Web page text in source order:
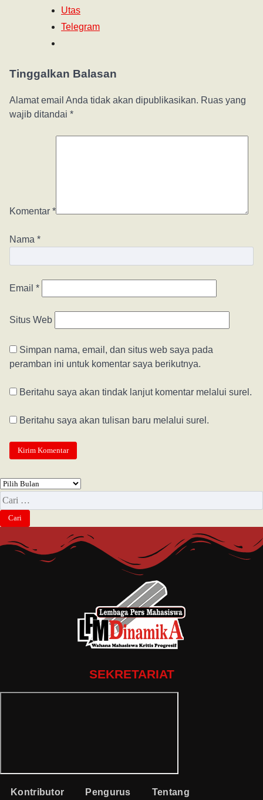
Utas
Telegram
Tinggalkan Balasan
Alamat email Anda tidak akan dipublikasikan. Ruas yang
wajib ditandai *
Komentar *
Nama *
Email *
Situs Web
Simpan nama, email, dan situs web saya pada
peramban ini untuk komentar saya berikutnya.
Beritahu saya akan tindak lanjut komentar melalui surel.
Beritahu saya akan tulisan baru melalui surel.
SEKRETARIAT
Kontributor Pengurus Tentang